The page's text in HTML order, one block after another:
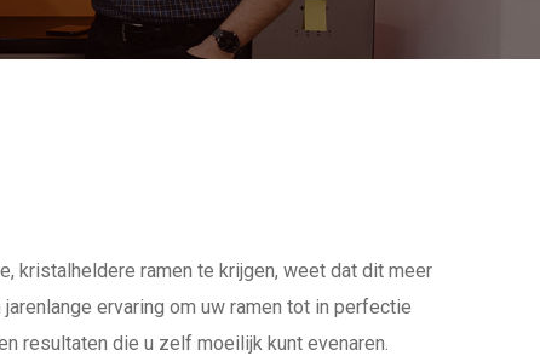
kristalheldere ramen te krijgen, weet dat dit meer
ervaring om uw ramen tot in perfectie
resultaten die u zelf moeilijk kunt evenaren.